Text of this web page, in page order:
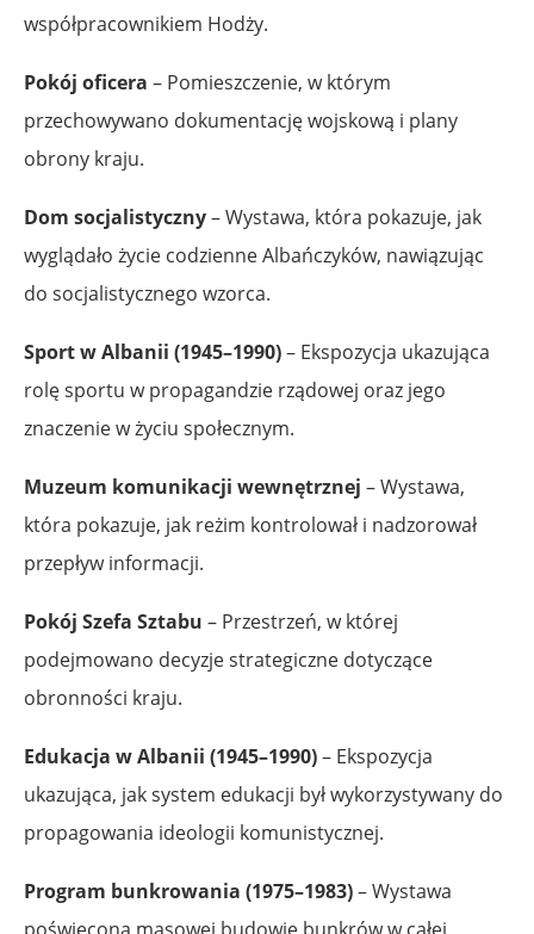
współpracownikiem Hodży.
Pokój oficera – Pomieszczenie, w którym
przechowywano dokumentację wojskową i plany
obrony kraju.
Dom socjalistyczny– Wystawa, która pokazuje, jak
wyglądało życie codzienne Albańczyków, nawiązując
do socjalistycznego wzorca.
Sport w Albanii (1945–1990)– Ekspozycja ukazująca
rolę sportu w propagandzie rządowej oraz jego
znaczenie w życiu społecznym.
Muzeum komunikacji wewnętrznej – Wystawa,
która pokazuje, jak reżim kontrolował i nadzorował
przepływ informacji.
Pokój Szefa Sztabu – Przestrzeń, w której
podejmowano decyzje strategiczne dotyczące
obronności kraju.
Edukacja w Albanii (1945–1990)– Ekspozycja
ukazująca, jak system edukacji był wykorzystywany do
propagowania ideologii komunistycznej.
Program bunkrowania (1975–1983)– Wystawa